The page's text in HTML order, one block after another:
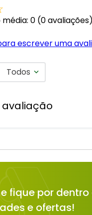
0 (0 avaliações)
escrever uma
Todos
fique por dentro
e ofertas!